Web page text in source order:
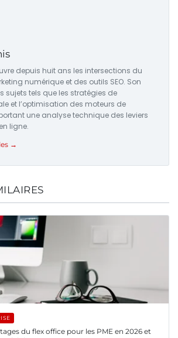
depuis huit ans les intersections du
numérique et des outils SEO. Son
sujets tels que les stratégies de
et l’optimisation des moteurs de
une analyse technique des leviers
ligne.
→
du flex office pour les PME en 2026 et